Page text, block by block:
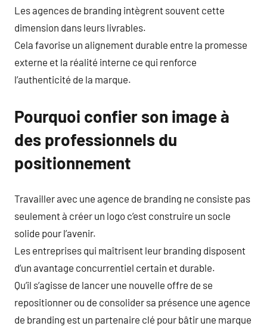
Les agences de branding intègrent souvent cette
dimension dans leurs livrables.
Cela favorise un alignement durable entre la promesse
externe et la réalité interne ce qui renforce
l’authenticité de la marque.
Pourquoi confier son image à
des professionnels du
positionnement
Travailler avec une agence de branding ne consiste pas
seulement à créer un logo c’est construire un socle
solide pour l’avenir.
Les entreprises qui maîtrisent leur branding disposent
d’un avantage concurrentiel certain et durable.
Qu’il s’agisse de lancer une nouvelle offre de se
repositionner ou de consolider sa présence une agence
de branding est un partenaire clé pour bâtir une marque